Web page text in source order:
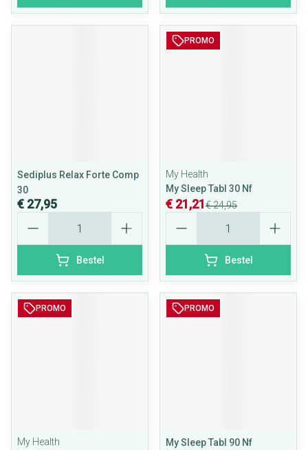
Sediplus Relax Forte Comp
30
€ 27,95
Bestel
PROMO
My Health
My Sleep Tabl 30 Nf
€ 24,95
€ 21,21
Bestel
PROMO
My Health
PROMO
My Sleep Tabl 90 Nf